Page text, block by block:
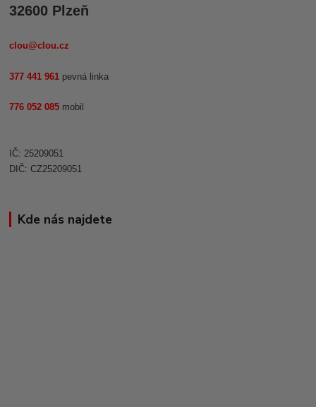
32600 Plzeň
clou@clou.cz
377 441 961 pevná linka
776 052 085 mobil
IČ: 25209051
DIČ: CZ25209051
Kde nás najdete